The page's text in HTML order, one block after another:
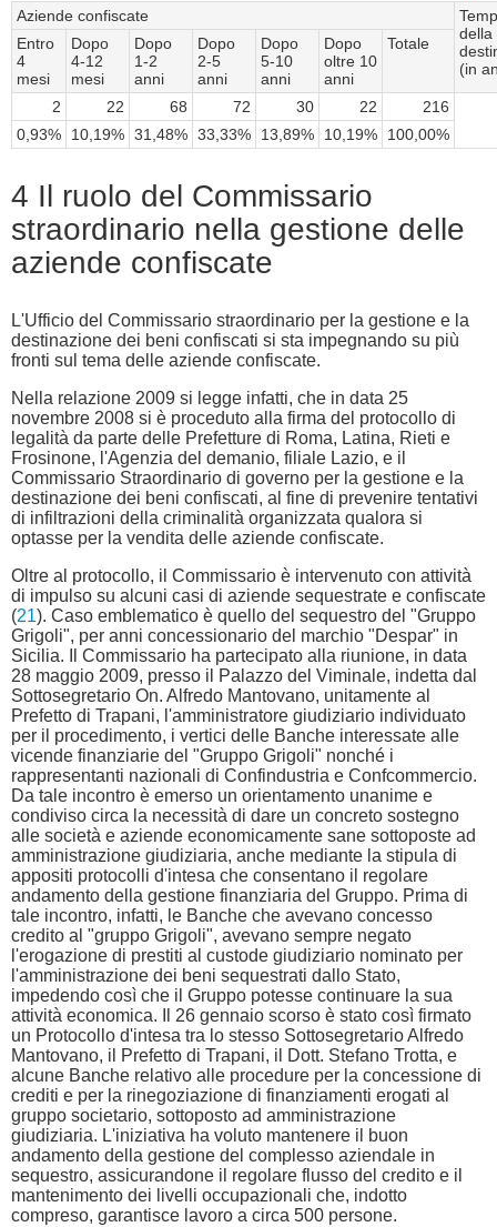
Aziende confiscate
della
(in
Entro
4
mesi
Dopo
4-12
mesi
Dopo
1-2
anni
Dopo
2-5
anni
Dopo
5-10
anni
Dopo
oltre 10
anni
Totale
2 22 68 72 30 22
216
0,93%
10,19% 31,48% 33,33% 13,89% 10,19% 100,00%
4 Il ruolo del Commissario
straordinario nella gestione delle
aziende confiscate
L'Ufficio del Commissario straordinario per la gestione e la
destinazione dei beni confiscati si sta impegnando su più
fronti sul tema delle aziende confiscate.
Nella relazione 2009 si legge infatti, che in data 25
novembre 2008 si è proceduto alla firma del protocollo di
legalità da parte delle Prefetture di Roma, Latina, Rieti e
Frosinone, l'Agenzia del demanio, filiale Lazio, e il
Commissario Straordinario di governo per la gestione e la
destinazione dei beni confiscati, al fine di prevenire tentativi
di infiltrazioni della criminalità organizzata qualora si
optasse per la vendita delle aziende confiscate.
Oltre al protocollo, il Commissario è intervenuto con attività
di impulso su alcuni casi di aziende sequestrate e confiscate
(21). Caso emblematico è quello del sequestro del "Gruppo
Grigoli", per anni concessionario del marchio "Despar" in
Sicilia. Il Commissario ha partecipato alla riunione, in data
28 maggio 2009, presso il Palazzo del Viminale, indetta dal
Sottosegretario On. Alfredo Mantovano, unitamente al
Prefetto di Trapani, l'amministratore giudiziario individuato
per il procedimento, i vertici delle Banche interessate alle
vicende finanziarie del "Gruppo Grigoli" nonché i
rappresentanti nazionali di Confindustria e Confcommercio.
Da tale incontro è emerso un orientamento unanime e
condiviso circa la necessità di dare un concreto sostegno
alle società e aziende economicamente sane sottoposte ad
amministrazione giudiziaria, anche mediante la stipula di
appositi protocolli d'intesa che consentano il regolare
andamento della gestione finanziaria del Gruppo. Prima di
tale incontro, infatti, le Banche che avevano concesso
credito al "gruppo Grigoli", avevano sempre negato
l'erogazione di prestiti al custode giudiziario nominato per
l'amministrazione dei beni sequestrati dallo Stato,
impedendo così che il Gruppo potesse continuare la sua
attività economica. Il 26 gennaio scorso è stato così firmato
un Protocollo d'intesa tra lo stesso Sottosegretario Alfredo
Mantovano, il Prefetto di Trapani, il Dott. Stefano Trotta, e
alcune Banche relativo alle procedure per la concessione di
crediti e per la rinegoziazione di finanziamenti erogati al
gruppo societario, sottoposto ad amministrazione
giudiziaria. L'iniziativa ha voluto mantenere il buon
andamento della gestione del complesso aziendale in
sequestro, assicurandone il regolare flusso del credito e il
mantenimento dei livelli occupazionali che, indotto
compreso, garantisce lavoro a circa 500 persone.